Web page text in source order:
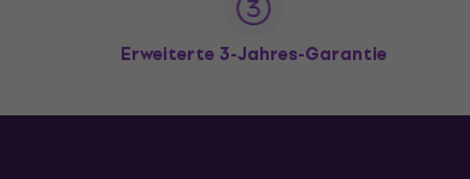
Erweiterte 3-Jahres-Garantie